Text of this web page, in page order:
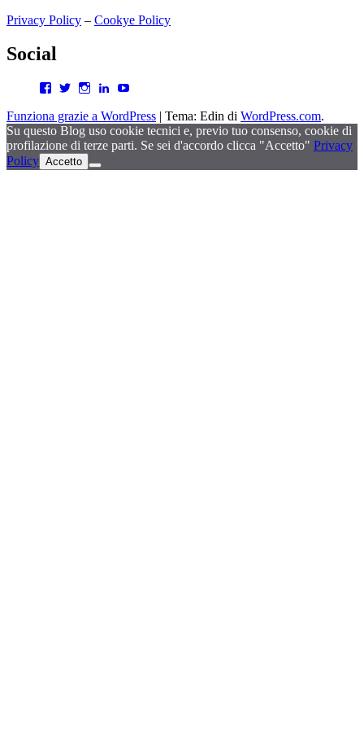
Privacy Policy – Cookye Policy
Social
Facebook
TwitterInstagramLinkedIn
Funziona grazie a WordPress | Tema: Edin di WordPress.com.
Su questo Blog uso cookie tecnici e, previo tuo consenso, cookie di
profilazione di terze parti. Se sei d'accordo clicca "Accetto" Privacy
Policy Accetto